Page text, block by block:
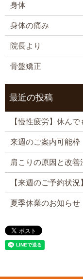
身体
身体の痛み
院長より
骨盤矯正
最近の投稿
【慢性疲労】休ん
来週のご案内可能
肩こりの原因と改善
【来週のご予約状況
夏季休業のお知らせ